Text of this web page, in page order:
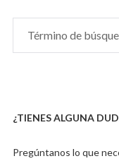
¿TIENES ALGUNA
Pregúntanos lo que